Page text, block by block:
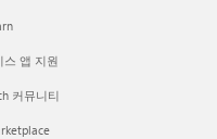
스 앱 지원
커뮤니티